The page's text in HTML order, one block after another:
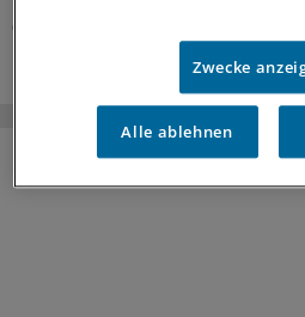
05.08.2026
Zwecke
Alle ablehnen